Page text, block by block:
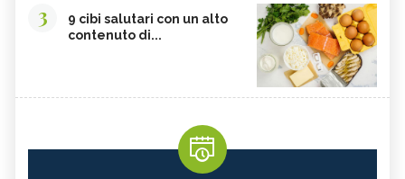
3
9 cibi salutari con un alto
contenuto di...